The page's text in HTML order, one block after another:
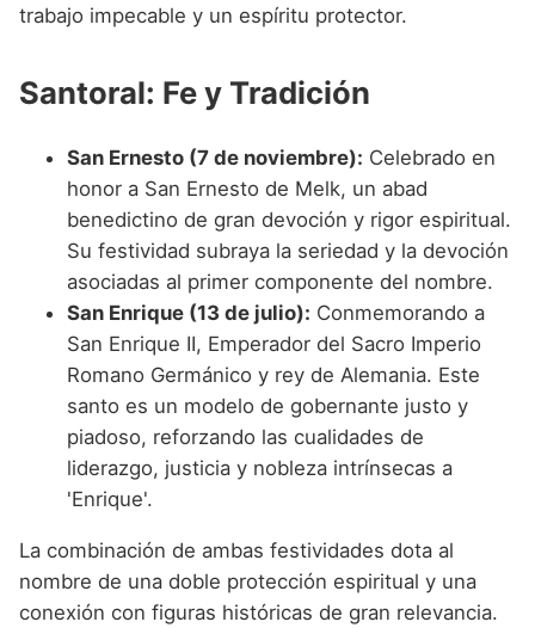
trabajo impecable y un espíritu protector.
Santoral: Fe y Tradición
San Ernesto (7 de noviembre): Celebrado en
honor a San Ernesto de Melk, un abad
benedictino de gran devoción y rigor espiritual.
Su festividad subraya la seriedad y la devoción
asociadas al primer componente del nombre.
San Enrique (13 de julio): Conmemorando a
San Enrique II, Emperador del Sacro Imperio
Romano Germánico y rey de Alemania. Este
santo es un modelo de gobernante justo y
piadoso, reforzando las cualidades de
liderazgo, justicia y nobleza intrínsecas a
'Enrique'.
La combinación de ambas festividades dota al
nombre de una doble protección espiritual y una
conexión con figuras históricas de gran relevancia.